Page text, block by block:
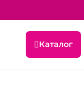
Каталог